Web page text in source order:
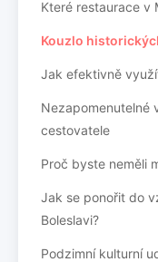
Které restaurace v
Kouzlo
Jak efektivně
Nezapomenutelné
cestovatele
Proč byste neměli
Jak se ponořit do
Boleslavi?
Podzimní kulturní